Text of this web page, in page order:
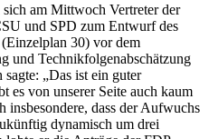
am Mittwoch Vertreter der
und SPD zum Entwurf des
30) vor dem
und Technikfolgenabschätzung
„Das ist ein guter
es von unserer Seite auch kaum
insbesondere, dass der Aufwuchs
dynamisch um drei